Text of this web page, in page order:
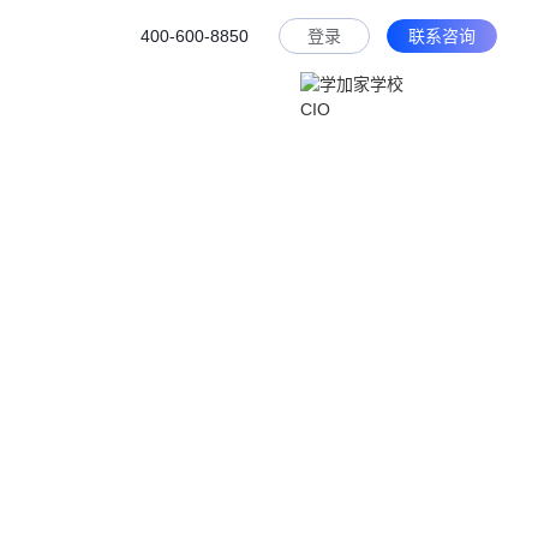
400-600-8850 登录 联系咨询